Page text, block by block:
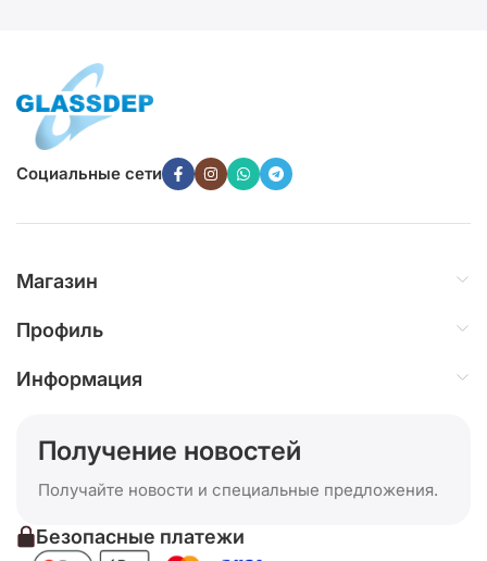
Социальные сети
Магазин
Профиль
Информация
Получение новостей
Получайте новости и специальные предложения.
Безопасные платежи